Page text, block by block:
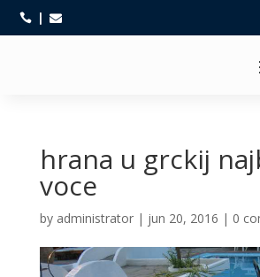
 
hrana u grckij
voce
by administrator| jun 20, 2016 | 0